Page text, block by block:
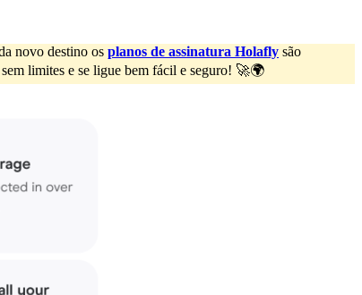
novo destino os planos de assinatura Holafly são
limites e se ligue bem fácil e seguro! 🚀🌍